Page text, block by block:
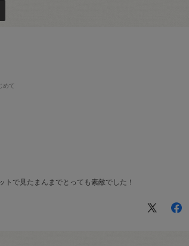
めて
で見たまんまでとっても素敵でした！